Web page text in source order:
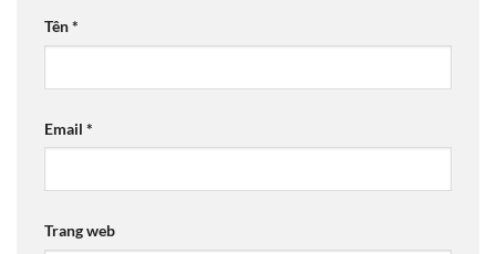
Tên*
Email *
Trang web